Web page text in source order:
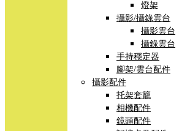
燈架
攝影/攝錄雲台
攝影雲台
攝錄雲台
手持穩定器
腳架/雲台配件
攝影配件
托架套籠
相機配件
鏡頭配件